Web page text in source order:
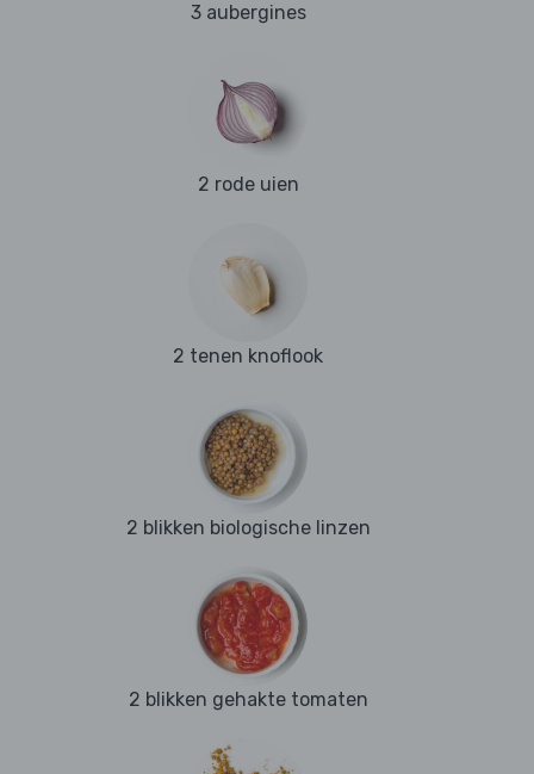
3 aubergines
2 rode uien
2 tenen knoflook
2 blikken biologische linzen
2 blikken gehakte tomaten